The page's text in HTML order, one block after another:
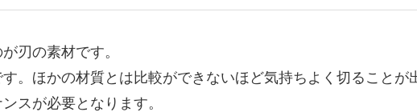
刃の素材です。
。ほかの材質とは比較ができないほど気持ちよく切ることが
スが必要となります。